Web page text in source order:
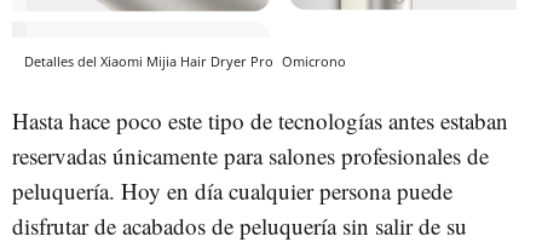
Detalles del Xiaomi Mijia Hair Dryer Pro Omicrono
Hasta hace poco este tipo de tecnologías antes estaban
reservadas únicamente para salones profesionales de
peluquería. Hoy en día cualquier persona puede
disfrutar de acabados de peluquería sin salir de su